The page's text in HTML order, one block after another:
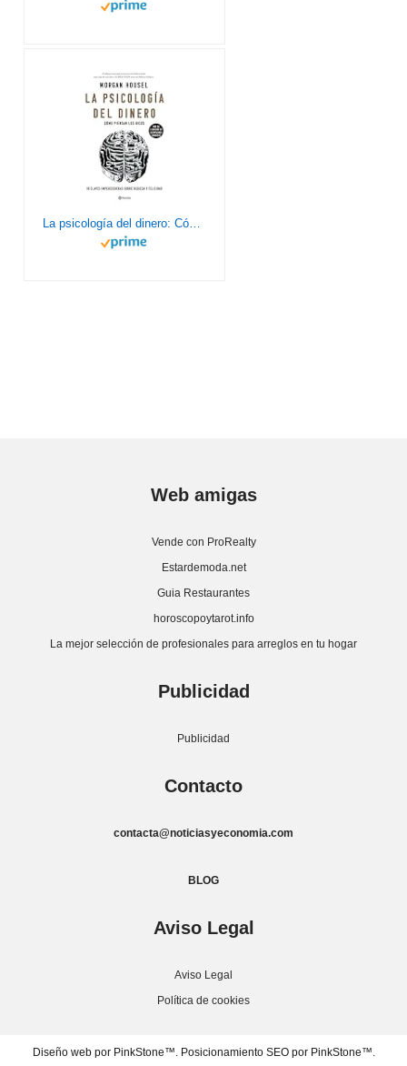
La psicología del dinero: Cómo piensan los ricos: 18 claves imperecederas sobre riqueza y felicidad (No Ficción)(edición en español)
Web amigas
Vende con ProRealty
Estardemoda.net
Guia Restaurantes
horoscopoytarot.info
La mejor selección de profesionales para arreglos en tu hogar
Publicidad
Publicidad
Contacto
contacta@noticiasyeconomia.com
BLOG
Aviso Legal
Aviso Legal
Política de cookies
Diseño web por PinkStone™. Posicionamiento SEO por PinkStone™.